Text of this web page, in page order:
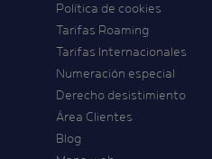
Política de cookies
Tarifas Roaming
Tarifas Internacionales
Numeración especial
Derecho desistimiento
Área Clientes
Blog